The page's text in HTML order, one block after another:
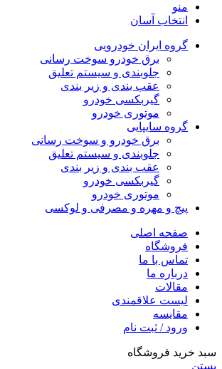
منو
انتخاب آسان
گروه ایران خودرویی
برق خودرو سوخت رسانی
جلوبندی و سیستم تعلیق
عقب بندی و زیر بندی
گیربکسی خودرو
موتوری خودرو
گروه سایپایی
برق خودرو و سوخت رسانی
جلوبندی و سیستم تعلیق
عقب بندی و زیر بندی
گیربکسی خودرو
موتوری خودرو
پیچ و مهره و مصرفی و لوکسی
صفحه اصلی
فروشگاه
تماس با ما
درباره ما
مقالات
لیست علاقمندی
مقایسه
ورود / ثبت نام
سبد خرید فروشگاه
بستن